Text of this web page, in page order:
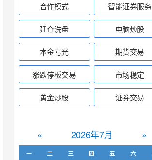
合作模式 智能证券服务
建仓洗盘 电脑炒股
本金亏光 期货交易
涨跌停板交易 市场稳定
黄金炒股 证券交易
« 2026年7月 »
一 二 三 四 五 六